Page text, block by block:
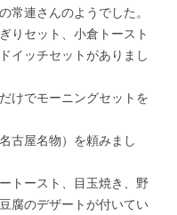
常連さんのようでした。
りセット、小倉トースト
イッチセットがありまし
けでモーニングセットを
古屋名物）を頼みまし
トースト、目玉焼き、野
腐のデザートが付いてい